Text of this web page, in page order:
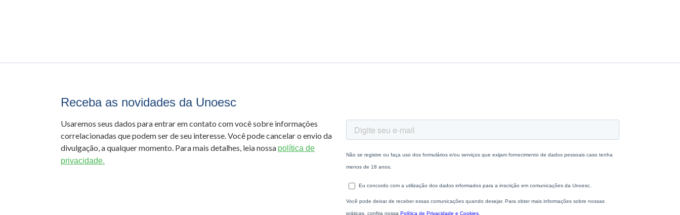
Receba as novidades da Unoesc
Usaremos seus dados para entrar em contato com você sobre informações
correlacionadas que podem ser de seu interesse. Você pode cancelar o envio da
divulgação, a qualquer momento. Para mais detalhes, leia nossa política de
privacidade.